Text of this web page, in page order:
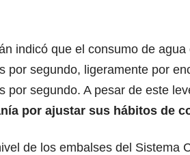
indicó que el consumo de
por segundo, ligeramente por
por segundo. A pesar de este
por ajustar sus hábitos de
de los embalses del Sistema